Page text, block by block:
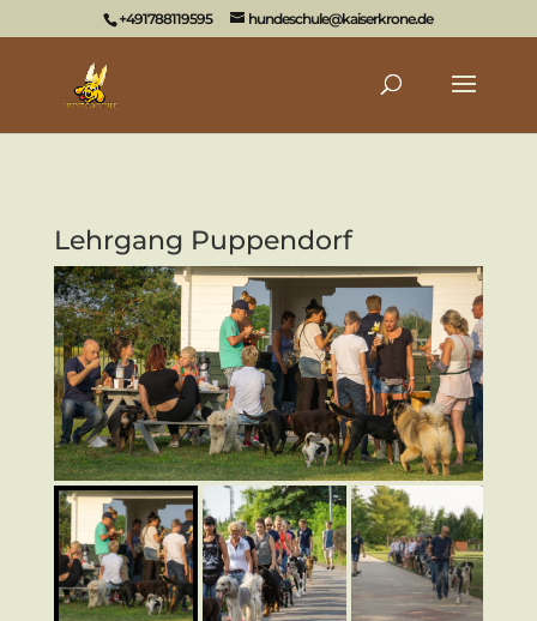
+491788119595 hundeschule@kaiserkrone.de
Lehrgang Puppendorf